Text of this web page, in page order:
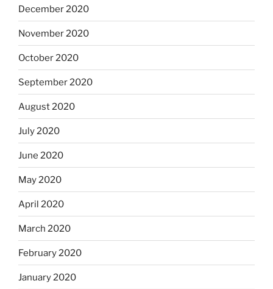
December 2020
November 2020
October 2020
September 2020
August 2020
July 2020
June 2020
May 2020
April 2020
March 2020
February 2020
January 2020